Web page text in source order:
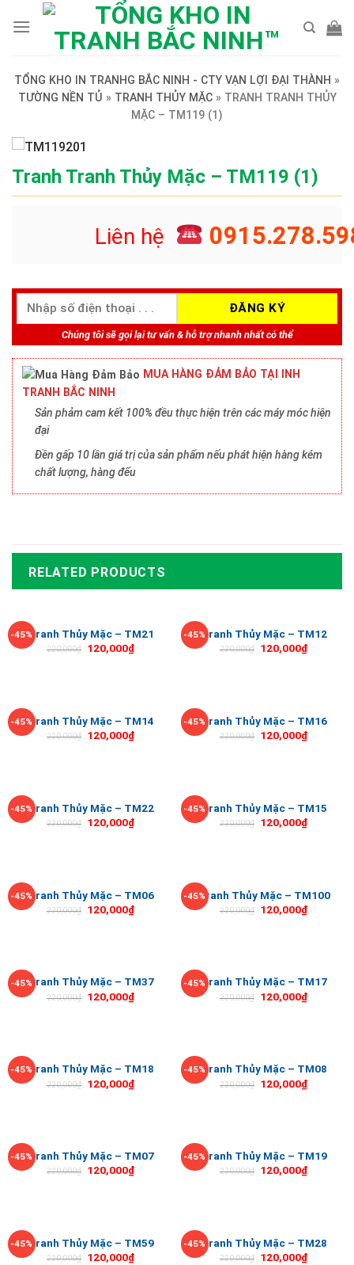
TỔNG KHO IN TRANHG BẮC NINH - CTY VẠN LỢI ĐẠI THÀNH »
TƯỜNG NỀN TỦ » TRANH THỦY MẶC» TRANH TRANH THỦY
MẶC – TM119 (1)
Tranh Tranh Thủy Mặc – TM119 (1)
Liên hệ
Chúng tôi sẽ gọi lại tư vấn & hỗ trợ nhanh nhất có thể
MUA HÀNG ĐẢM BẢO TẠI INH
TRANH BẮC NINH
Sản phảm cam kết 100% đều thực hiện trên các máy móc hiện
đại
Đền gấp 10 lần giá trị của sản phẩm nếu phát hiện hàng kém
chất lượng, hàng đểu
RELATED PRODUCTS
-45%Tranh Thủy Mặc – TM21
220,000₫ 120,000₫
-45%Tranh Thủy Mặc – TM12
220,000₫ 120,000₫
-45%Tranh Thủy Mặc – TM14
220,000₫ 120,000₫
-45%Tranh Thủy Mặc – TM16
220,000₫ 120,000₫
-45%Tranh Thủy Mặc – TM22
220,000₫ 120,000₫
-45%Tranh Thủy Mặc – TM15
220,000₫ 120,000₫
-45%Tranh Thủy Mặc – TM06
220,000₫ 120,000₫
-45%Tranh Thủy Mặc – TM100
220,000₫ 120,000₫
-45%Tranh Thủy Mặc – TM37
220,000₫ 120,000₫
-45%Tranh Thủy Mặc – TM17
220,000₫ 120,000₫
-45%Tranh Thủy Mặc – TM18
220,000₫ 120,000₫
-45%Tranh Thủy Mặc – TM08
220,000₫ 120,000₫
-45%Tranh Thủy Mặc – TM07
220,000₫ 120,000₫
-45%Tranh Thủy Mặc – TM19
220,000₫ 120,000₫
-45%Tranh Thủy Mặc – TM59
220,000₫ 120,000₫
-45%Tranh Thủy Mặc – TM28
220,000₫ 120,000₫